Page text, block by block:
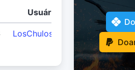
Usuário
LosChulosTeam